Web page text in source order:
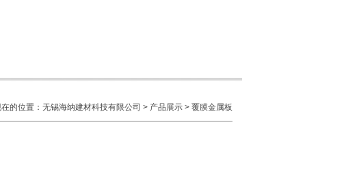
的位置： 无锡海纳建材科技有限公司 > 产品展示 > 覆膜金属板